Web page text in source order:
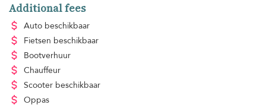
Additional fees
Auto beschikbaar
Fietsen beschikbaar
Bootverhuur
Chauffeur
Scooter beschikbaar
Oppas